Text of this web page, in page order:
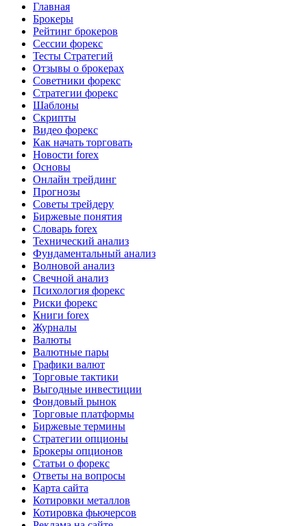
Главная
Брокеры
Рейтинг брокеров
Сессии форекс
Тесты Стратегий
Отзывы о брокерах
Советники форекс
Стратегии форекс
Шаблоны
Скрипты
Видео форекс
Как начать торговать
Новости forex
Основы
Онлайн трейдинг
Прогнозы
Советы трейдеру
Биржевые понятия
Словарь forex
Технический анализ
Фундаментальный анализ
Волновой анализ
Свечной анализ
Психология форекс
Риски форекс
Книги forex
Журналы
Валюты
Валютные пары
Графики валют
Торговые тактики
Выгодные инвестиции
Фондовый рынок
Торговые платформы
Биржевые термины
Стратегии опционы
Брокеры опционов
Статьи о форекс
Ответы на вопросы
Карта сайта
Котировки металлов
Котировка фьючерсов